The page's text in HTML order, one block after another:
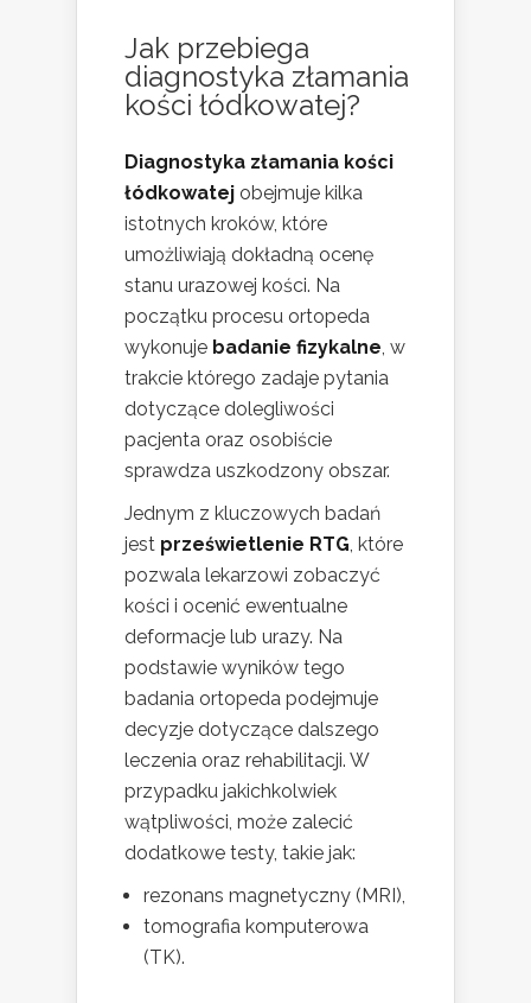
Jak przebiega
diagnostyka złamania
kości łódkowatej?
Diagnostyka złamania kości
łódkowatej obejmuje kilka
istotnych kroków, które
umożliwiają dokładną ocenę
stanu urazowej kości. Na
początku procesu ortopeda
wykonuje badanie fizykalne, w
trakcie którego zadaje pytania
dotyczące dolegliwości
pacjenta oraz osobiście
sprawdza uszkodzony obszar.
Jednym z kluczowych badań
jest prześwietlenie RTG, które
pozwala lekarzowi zobaczyć
kości i ocenić ewentualne
deformacje lub urazy. Na
podstawie wyników tego
badania ortopeda podejmuje
decyzje dotyczące dalszego
leczenia oraz rehabilitacji. W
przypadku jakichkolwiek
wątpliwości, może zalecić
dodatkowe testy, takie jak:
rezonans magnetyczny (MRI),
tomografia komputerowa
(TK).